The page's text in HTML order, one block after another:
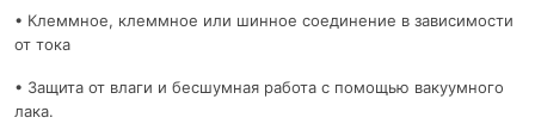
• Клеммное, клеммное или шинное соединение в зависимости
от тока
• Защита от влаги и бесшумная работа с помощью вакуумного
лака.